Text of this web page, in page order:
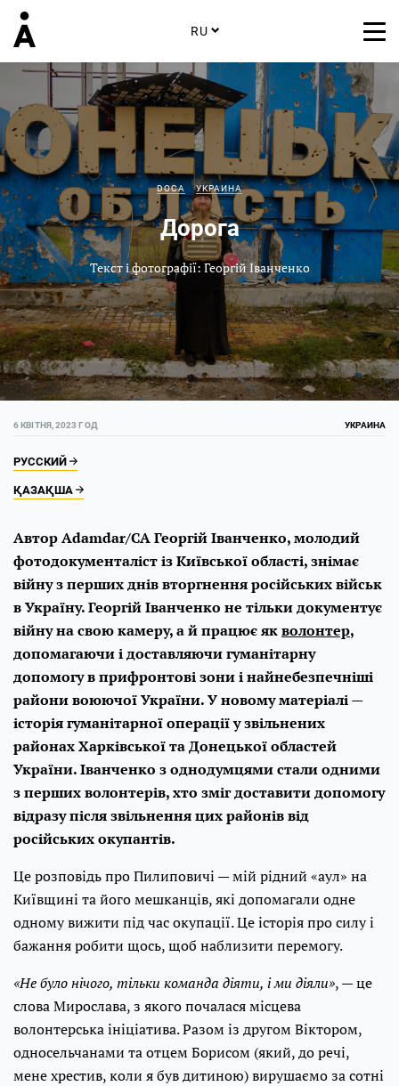
RU
DOCA УКРАИНА
Дорога
Текст і фотографії: Георгій Іванченко
6 КВІТНЯ, 2023 ГОД УКРАИНА
РУССКИЙ
ҚАЗАҚША
Автор Adamdar/CA Георгій Іванченко, молодий
фотодокументаліст із Київської області, знімає
війну з перших днів вторгнення російських військ
в Україну. Георгій Іванченко не тільки документує
війну на свою камеру, а й працює якволонтер,
допомагаючи і доставляючи гуманітарну
допомогу в прифронтові зони і найнебезпечніші
райони воюючої України. У новому матеріалі —
історія гуманітарної операції у звільнених
районах Харківської та Донецької областей
України. Іванченко з однодумцями стали одними
з перших волонтерів, хто зміг доставити допомогу
відразу після звільнення цих районів від
російських окупантів.
Це розповідь про Пилиповичі — мій рідний «аул» на
Київщині та його мешканців, які допомагали одне
одному вижити під час окупації. Це історія про силу і
бажання робити щось, щоб наблизити перемогу.
«Не було нічого, тільки команда діяти, і ми діяли», — це
слова Мирослава, з якого почалася місцева
волонтерська ініціатива. Разом із другом Віктором,
односельчанами та отцем Борисом (який, до речі,
мене хрестив, коли я був дитиною) вирушаємо за сотні